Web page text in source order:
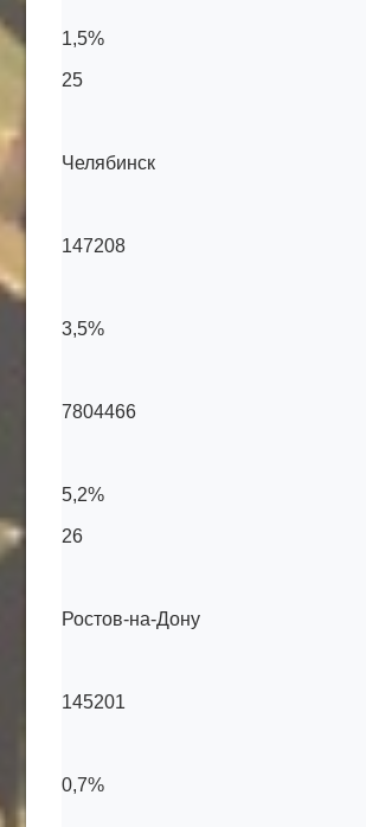
1,5%
25
Челябинск
147208
3,5%
7804466
5,2%
26
Ростов-на-Дону
145201
0,7%